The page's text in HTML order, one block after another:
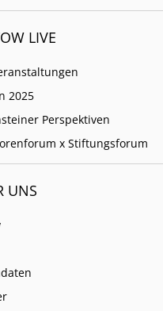
LIVE
2025
Perspektiven
x Stiftungsforum
UNS